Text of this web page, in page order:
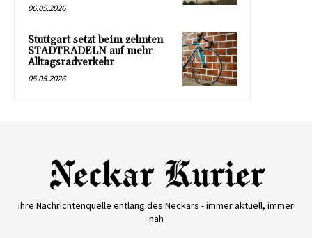
06.05.2026
Stuttgart setzt beim zehnten
STADTRADELN auf mehr
Alltagsradverkehr
05.05.2026
Ihre Nachrichtenquelle entlang des Neckars - immer aktuell, immer
nah